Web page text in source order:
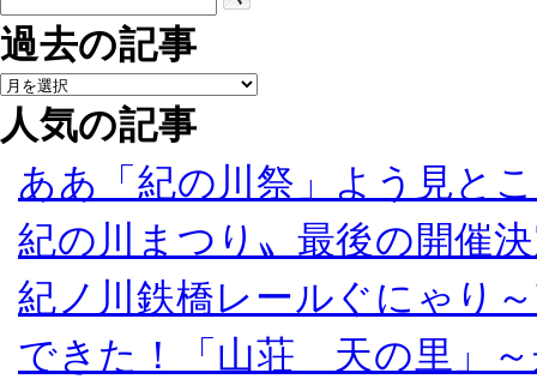
過去の記事
人気の記事
ああ「紀の川祭」よう見と
紀の川まつり〟最後の開催
紀ノ川鉄橋レールぐにゃり
できた！「山荘 天の里」～